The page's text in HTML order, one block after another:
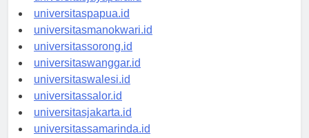
universitasjayapura.id
universitaspapua.id
universitasmanokwari.id
universitassorong.id
universitaswanggar.id
universitaswalesi.id
universitassalor.id
universitasjakarta.id